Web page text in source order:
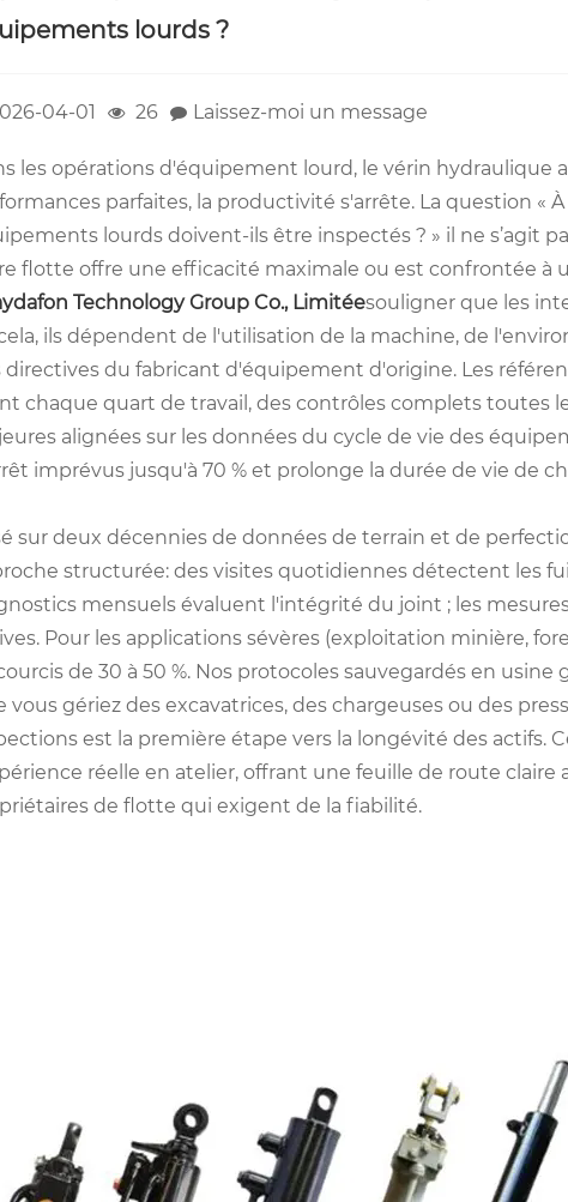
lourds ?
04-01 26 Laissez-moi un message
les opérations d'équipement lourd, le vérin hydraulique
parfaites, la productivité s'arrête. La question «
lourds doivent-ils être inspectés ? » il ne s’agit
flotte offre une efficacité maximale ou est confrontée à
Technology Group Co., Limitéesouligner que les
ils dépendent de l'utilisation de la machine, de
directives du fabricant d'équipement d'origine. Les
chaque quart de travail, des contrôles complets toutes
alignées sur les données du cycle de vie des
imprévus jusqu'à 70 % et prolonge la durée de vie de
sur deux décennies de données de terrain et de
structurée: des visites quotidiennes détectent les
mensuels évaluent l'intégrité du joint ; les
Pour les applications sévères (exploitation minière,
de 30 à 50 %. Nos protocoles sauvegardés en
vous gériez des excavatrices, des chargeuses ou des
est la première étape vers la longévité des actifs.
réelle en atelier, offrant une feuille de route
de flotte qui exigent de la fiabilité.